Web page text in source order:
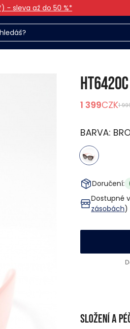
- sleva až do 50 %*
HT6420C
1 399CZK1
BARVA:
Doručení:
Dostupné
zásobách)
Složení a